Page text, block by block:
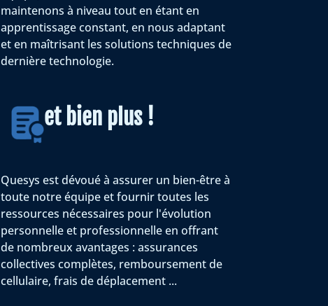
maintenons à niveau tout en étant en
apprentissage constant, en nous adaptant
et en maîtrisant les solutions techniques de
dernière technologie.
et bien plus !
Quesys est dévoué à assurer un bien-être à
toute notre équipe et fournir toutes les
ressources nécessaires pour l'évolution
personnelle et professionnelle en offrant
de nombreux avantages : assurances
collectives complètes, remboursement de
cellulaire, frais de déplacement ...